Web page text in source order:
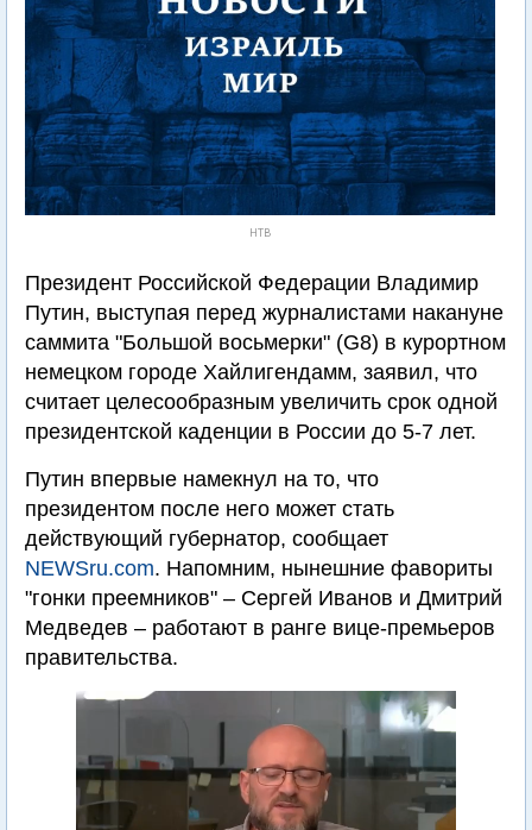
НТВ
Президент Российской Федерации Владимир
Путин, выступая перед журналистами накануне
саммита "Большой восьмерки" (G8) в курортном
немецком городе Хайлигендамм, заявил, что
считает целесообразным увеличить срок одной
президентской каденции в России до 5-7 лет.
Путин впервые намекнул на то, что
президентом после него может стать
действующий губернатор, сообщает
NEWSru.com. Напомним, нынешние фавориты
"гонки преемников" – Сергей Иванов и Дмитрий
Медведев – работают в ранге вице-премьеров
правительства.